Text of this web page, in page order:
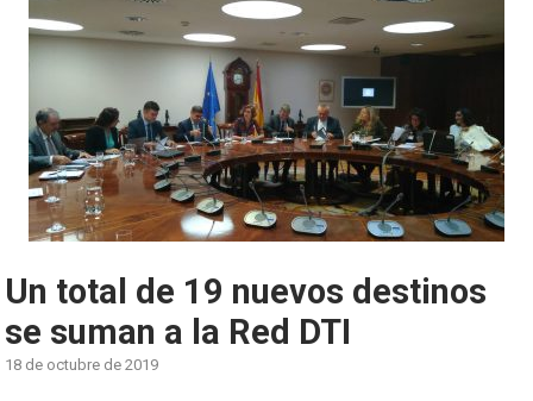
Un total de 19 nuevos destinos
se suman a la Red DTI
18 de octubre de 2019